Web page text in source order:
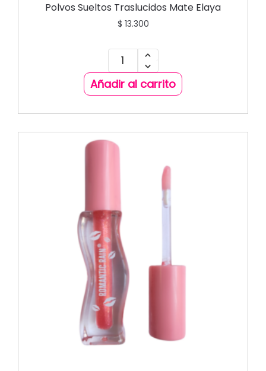
Polvos Sueltos Traslucidos Mate Elaya
$ 13.300
Añadir al carrito